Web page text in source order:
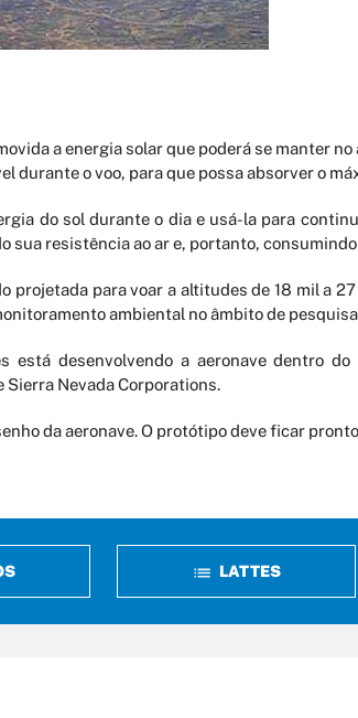
a energia solar que poderá se manter
durante o voo, para que possa absorver o
do sol durante o dia e usá-la para
sua resistência ao ar e, portanto,
projetada para voar a altitudes de 18 mil a
ambiental no âmbito de
está desenvolvendo a aeronave dentro do
Sierra Nevada Corporations.
da aeronave. O protótipo deve ficar
LATTES